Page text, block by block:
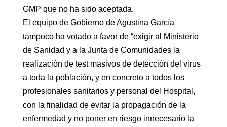
GMP que no ha sido aceptada.
El equipo de Gobierno de Agustina García
tampoco ha votado a favor de “exigir al Ministerio
de Sanidad y a la Junta de Comunidades la
realización de test masivos de detección del virus
a toda la población, y en concreto a todos los
profesionales sanitarios y personal del Hospital,
con la finalidad de evitar la propagación de la
enfermedad y no poner en riesgo innecesario la